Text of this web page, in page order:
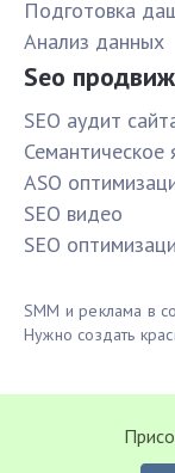
Подготовка
Анализ данных
Seo
SЕО аудит
Семантическое
ASO
SЕО видео
SЕО
SMM и реклама в
Нужно создать